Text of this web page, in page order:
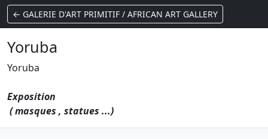
← GALERIE D'ART PRIMITIF / AFRICAN ART GALLERY
Yoruba
Yoruba
Exposition
( masques , statues ...)